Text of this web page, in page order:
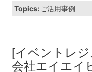
Topics: ご活用事例
[イベントレ
会社エイエイ